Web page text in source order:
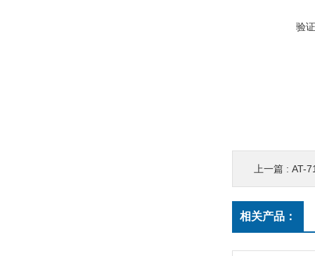
验
上一篇 : AT-
相关产品：